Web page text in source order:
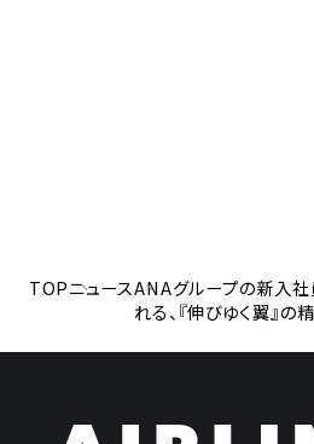
TOPニュースANAグループの新入
れる、『伸びゆく翼』の